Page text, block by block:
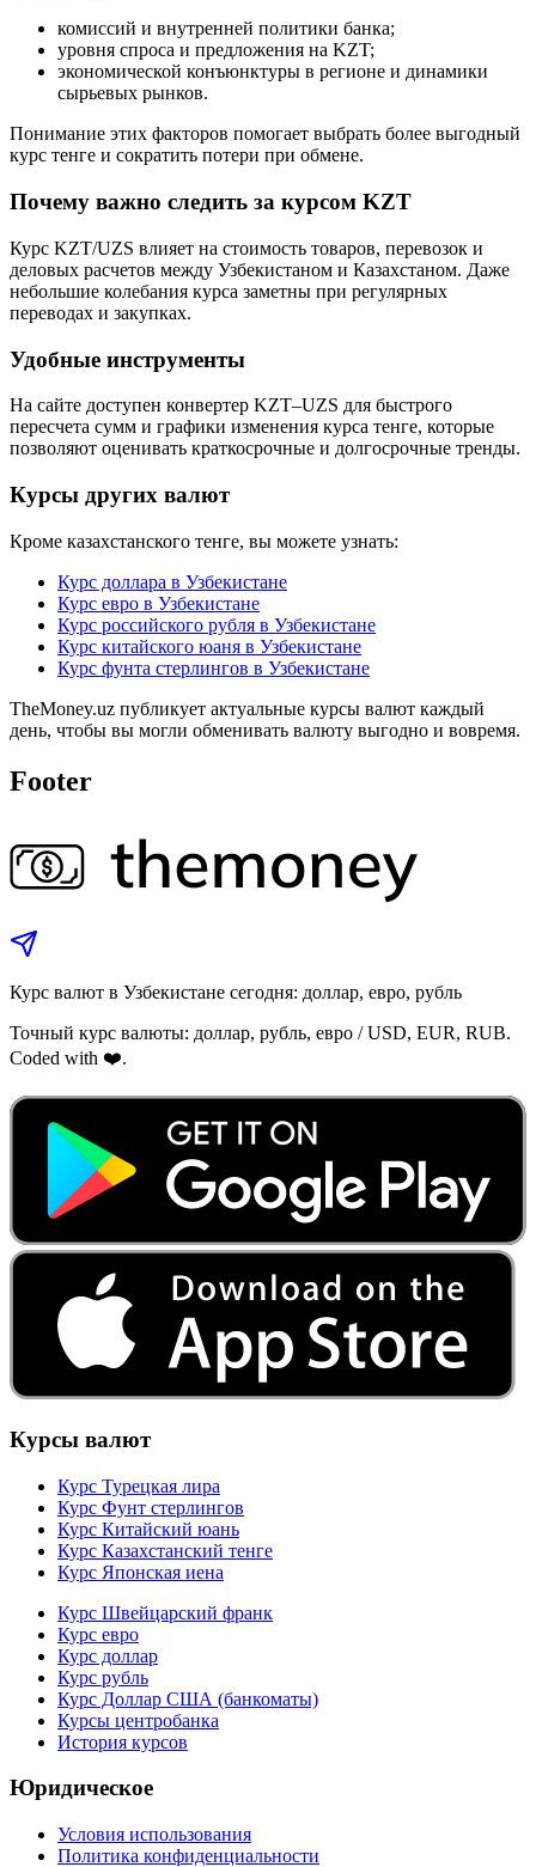
комиссий и внутренней политики банка;
уровня спроса и предложения на KZT;
экономической конъюнктуры в регионе и динамики
сырьевых рынков.
Понимание этих факторов помогает выбрать более выгодный
курс тенге и сократить потери при обмене.
Почему важно следить за курсом KZT
Курс KZT/UZS влияет на стоимость товаров, перевозок и
деловых расчетов между Узбекистаном и Казахстаном. Даже
небольшие колебания курса заметны при регулярных
переводах и закупках.
Удобные инструменты
На сайте доступен конвертер KZT–UZS для быстрого
пересчета сумм и графики изменения курса тенге, которые
позволяют оценивать краткосрочные и долгосрочные тренды.
Курсы других валют
Кроме казахстанского тенге, вы можете узнать:
Курс доллара в Узбекистане
Курс евро в Узбекистане
Курс российского рубля в Узбекистане
Курс китайского юаня в Узбекистане
Курс фунта стерлингов в Узбекистане
TheMoney.uz публикует актуальные курсы валют каждый
день, чтобы вы могли обменивать валюту выгодно и вовремя.
Footer
Курс валют в Узбекистане сегодня: доллар, евро, рубль
Точный курс валюты: доллар, рубль, евро / USD, EUR, RUB.
Coded with ❤️.
Курсы валют
Курс Турецкая лира
Курс Фунт стерлингов
Курс Китайский юань
Курс Казахстанский тенге
Курс Японская иена
Курс Швейцарский франк
Курс евро
Курс доллар
Курс рубль
Курс Доллар США (банкоматы)
Курсы центробанка
История курсов
Юридическое
Условия использования
Политика конфиденциальности